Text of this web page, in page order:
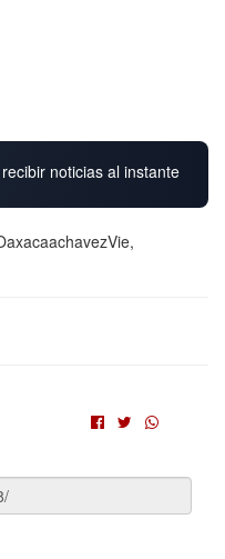
noticias al instante